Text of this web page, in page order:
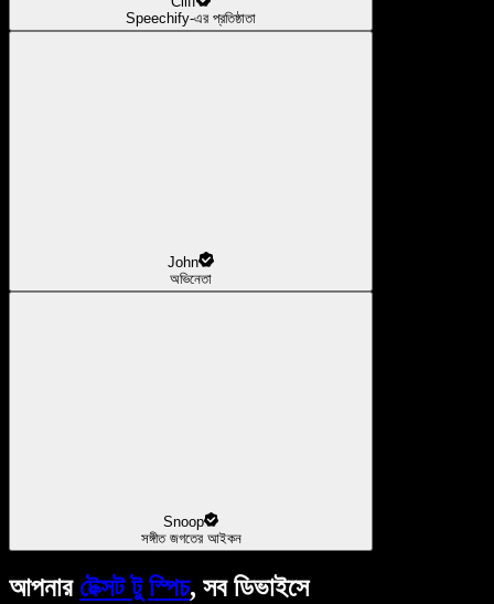
Speechify-এর প্রতিষ্ঠাতা
John
অভিনেতা
Snoop
সঙ্গীত জগতের আইকন
আপনার টেক্সট টু স্পিচ, সব ডিভাইসে